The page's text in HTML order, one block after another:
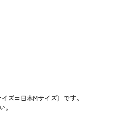
ズ=日本Mサイズ）です。
。